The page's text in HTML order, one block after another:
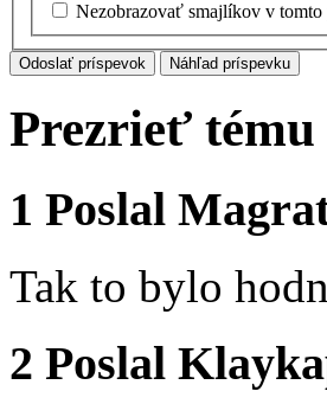
Nezobrazovať smajlíkov v tomto
Prezrieť
1 Poslal
Tak to bylo
2 Poslal